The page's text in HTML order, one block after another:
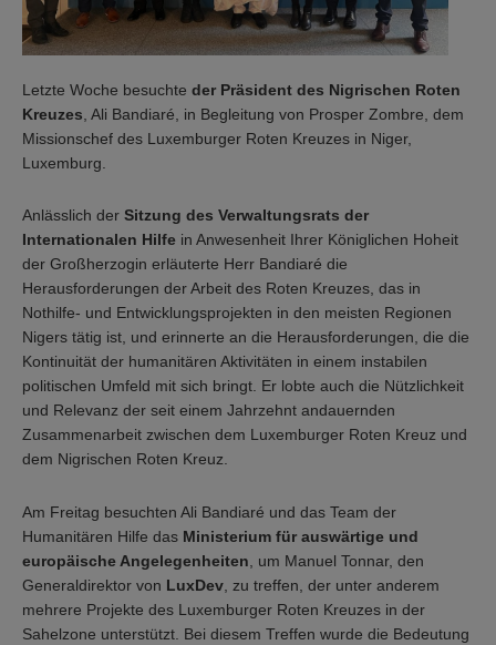
Letzte Woche besuchte der Präsident des Nigrischen Roten
Kreuzes , Ali Bandiaré, in Begleitung von Prosper Zombre, dem
Missionschef des Luxemburger Roten Kreuzes in Niger,
Luxemburg.
Anlässlich der Sitzung des Verwaltungsrats der
Internationalen Hilfe in Anwesenheit Ihrer Königlichen Hoheit
der Großherzogin erläuterte Herr Bandiaré die
Herausforderungen der Arbeit des Roten Kreuzes, das in
Nothilfe- und Entwicklungsprojekten in den meisten Regionen
Nigers tätig ist, und erinnerte an die Herausforderungen, die die
Kontinuität der humanitären Aktivitäten in einem instabilen
politischen Umfeld mit sich bringt. Er lobte auch die Nützlichkeit
und Relevanz der seit einem Jahrzehnt andauernden
Zusammenarbeit zwischen dem Luxemburger Roten Kreuz und
dem Nigrischen Roten Kreuz.
Am Freitag besuchten Ali Bandiaré und das Team der
Humanitären Hilfe das Ministerium für auswärtige und
europäische Angelegenheiten , um Manuel Tonnar, den
Generaldirektor von LuxDev , zu treffen, der unter anderem
mehrere Projekte des Luxemburger Roten Kreuzes in der
Sahelzone unterstützt. Bei diesem Treffen wurde die Bedeutung